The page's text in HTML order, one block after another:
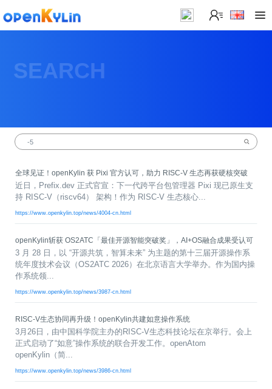
>
>
o
e
K
l
i
n
2
.
0
P
（
x
8
6
>
行
版
容
衍
生
发
行
版
技
术
衍
生
发
行
镜
资
源
镜
站
应
用
镜
像
载
>
关
于
区
社
介
绍
社
区
架
构
数
字
看
板
社
区
案
>
区
流
社
区
坛
邮
件
列
表
社
>
社
组
S
I
G
中
>
贡
献
成
长
动
态
>
社
区
讯
新
闻
动
态
社
月
刊
活
动
日
>
社
区
活
员
沙
龙
品
牌
赛
事
>
>
学
习
>
习
资
源
程
文
档
认
证
社
区
>
发
>
开
开
发
/
打
>
开
发
平
台
>
支
技
术
支
持
兼
>
SEARCH
全球见证！openKylin 获 Pixi 官方认可，助力 RISC-V 生态再获硬核突破
近日，Prefix.dev 正式官宣：下一代跨平台包管理器 Pixi 现已原生支
持 RISC-V（riscv64） 架构！作为 RISC-V 生态核心...
https://www.openkylin.top/news/4004-cn.html
openKylin斩获 OS2ATC「最佳开源智能突破奖」，AI+OS融合成果受认可
3 月 28 日，以 “开源共筑，智算未来” 为主题的第十三届开源操作系
统年度技术会议（OS2ATC 2026）在北京语言大学举办。作为国内操
作系统领...
https://www.openkylin.top/news/3987-cn.html
RISC-V生态协同再升级！openKylin共建如意操作系统
3月26日，由中国科学院主办的RISC-V生态科技论坛在京举行。会上
正式启动了“如意”操作系统的联合开发工作。openAtom
openKylin（简...
https://www.openkylin.top/news/3986-cn.html